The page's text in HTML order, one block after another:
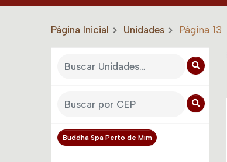
Página Inicial Unidades Página 13
Buddha Spa Perto de Mim